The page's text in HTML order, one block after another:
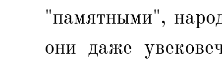
"памятными",
они даже